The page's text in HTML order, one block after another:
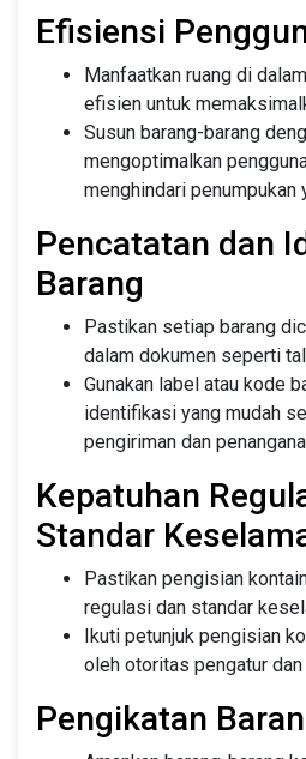
Efisiensi
Manfaatkan ruang di
efisien untuk
Susun barang-barang
mengoptimalkan
menghindari penumpukan
Pencatatan dan
Barang
Pastikan setiap barang
dalam dokumen seperti
Gunakan label atau kode
identifikasi yang mudah
pengiriman dan
Kepatuhan
Standar
Pastikan pengisian
regulasi dan standar
Ikuti petunjuk pengisian
oleh otoritas pengatur
Pengikatan